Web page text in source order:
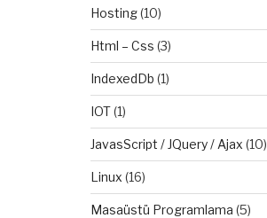
Hosting(10)
Html – Css (3)
IndexedDb (1)
IOT(1)
JavasScript / JQuery / Ajax (10)
Linux (16)
Masaüstü Programlama (5)